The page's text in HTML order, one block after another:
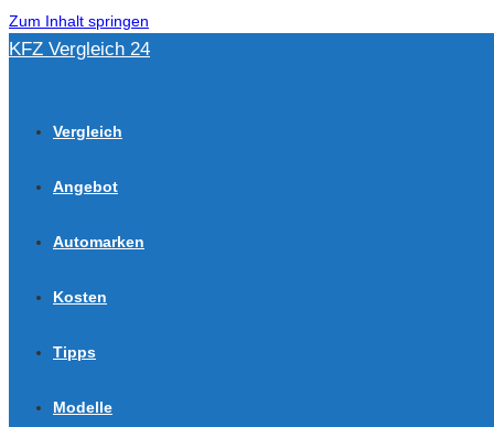
Zum Inhalt springen
KFZ Vergleich 24
Vergleich
Angebot
Automarken
Kosten
Tipps
Modelle